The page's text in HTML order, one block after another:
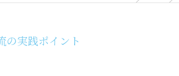
の実践ポイント